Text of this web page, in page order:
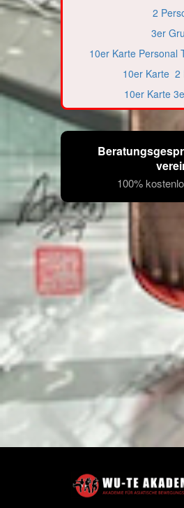
2
3er
10er Karte Personal
10er Karte 2
10er Karte
100%